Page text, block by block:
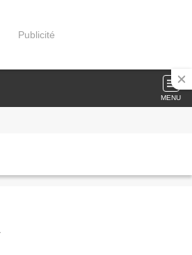
Publicité
MENU